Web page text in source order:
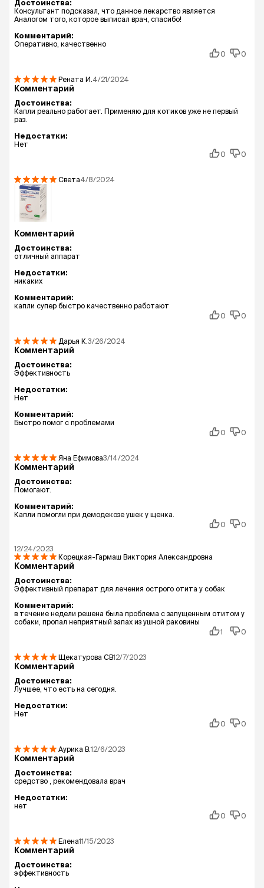
Достоинства:
Консультант подсказал, что данное лекарство является
Аналогом того, которое выписал врач, спасибо!
Комментарий:
Оперативно, качественно
0
0
Рената И. 4/21/2024
Комментарий
Достоинства:
Капли реально работает. Применяю для котиков уже не первый
раз.
Недостатки:
Нет
0
0
Света4/8/2024
Комментарий
Достоинства:
отличный аппарат
Недостатки:
никаких
Комментарий:
капли супер быстро качественно работают
0
0
Дарья К. 3/26/2024
Комментарий
Достоинства:
Эффективность
Недостатки:
Нет
Комментарий:
Быстро помог с проблемами
0
0
Яна Ефимова3/14/2024
Комментарий
Достоинства:
Помогают.
Комментарий:
Капли помогли при демодекозе ушек у щенка.
0
0
Корецкая-Гармаш Виктория Александровна
12/24/2023
Комментарий
Достоинства:
Эффективный препарат для лечения острого отита у собак
Комментарий:
в течение недели решена была проблема с запущенным отитом у
собаки, пропал неприятный запах из ушной раковины
1
0
Щекатурова СВ12/7/2023
Комментарий
Достоинства:
Лучшее, что есть на сегодня.
Недостатки:
Нет
0
0
Аурика В.12/6/2023
Комментарий
Достоинства:
средство , рекомендовала врач
Недостатки:
нет
0
0
Елена11/15/2023
Комментарий
Достоинства:
эффективность